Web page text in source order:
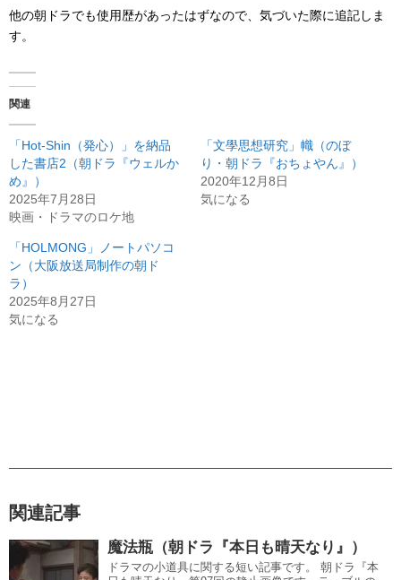
他の朝ドラでも使用歴があったはずなので、気づいた際に追記しま
す。
関連
「Hot-Shin（発心）」を納品
した書店2（朝ドラ『ウェルか
め』）
2025年7月28日
映画・ドラマのロケ地
「文學思想研究」幟（のぼ
り・朝ドラ『おちょやん』）
2020年12月8日
気になる
「HOLMONG」ノートパソコ
ン（大阪放送局制作の朝ド
ラ）
2025年8月27日
気になる
関連記事
魔法瓶（朝ドラ『本日も晴天なり』）
ドラマの小道具に関する短い記事です。 朝ドラ『本